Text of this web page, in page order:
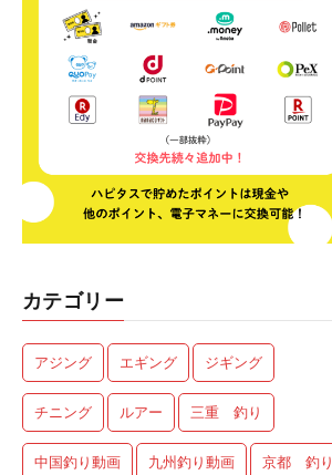
カテゴリー
アジング エギング ジギング
チニング ルアー 三重 釣り
中国釣り動画 九州釣り動画 京都 釣り